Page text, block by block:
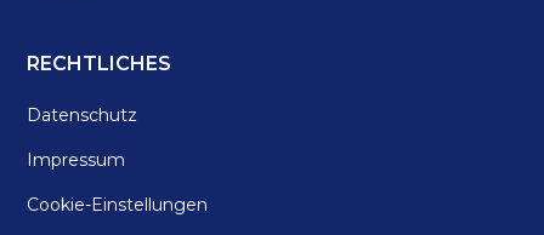
RECHTLICHES
Datenschutz
Impressum
Cookie-Einstellungen